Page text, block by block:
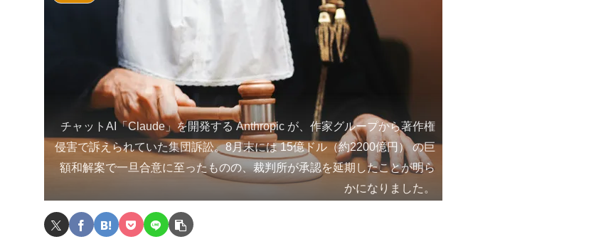
チャットAI「Claude」を開発する Anthropic が、作家グループから著作権
侵害で訴えられていた集団訴訟。8月末には 15億ドル（約2200億円） の巨
額和解案で一旦合意に至ったものの、裁判所が承認を延期したことが明ら
かになりました。